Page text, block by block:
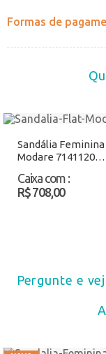
Formas de
Sandália
Modare 7141120
Caixa com :
R$ 708,00
Pergunte e